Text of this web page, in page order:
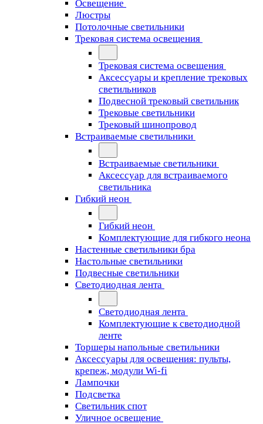
Освещение
Люстры
Потолочные светильники
Трековая система освещения
Трековая система освещения
Аксессуары и крепление трековых
светильников
Подвесной трековый светильник
Трековые светильники
Трековый шинопровод
Встраиваемые светильники
Встраиваемые светильники
Аксессуар для встраиваемого
светильника
Гибкий неон
Гибкий неон
Комплектующие для гибкого неона
Настенные светильники бра
Настольные светильники
Подвесные светильники
Светодиодная лента
Светодиодная лента
Комплектующие к светодиодной
ленте
Торшеры напольные светильники
Аксессуары для освещения: пульты,
крепеж, модули Wi-fi
Лампочки
Подсветка
Светильник спот
Уличное освещение